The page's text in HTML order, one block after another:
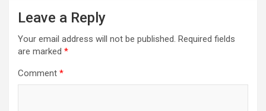
Leave a Reply
Your email address will not be published. Required fields
are marked *
Comment *